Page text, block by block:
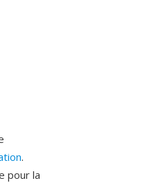
.
pour la